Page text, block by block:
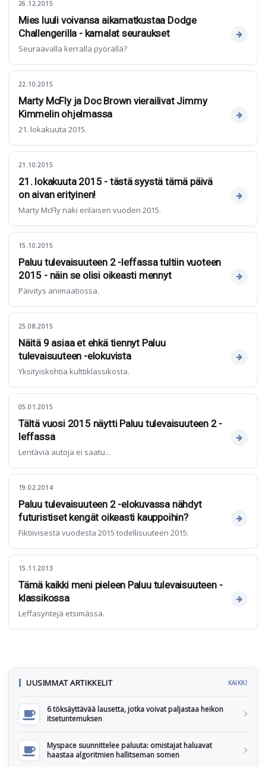
26.12.2015
Mies luuli voivansa aikamatkustaa Dodge
Challengerilla - kamalat seuraukset
Seuraavalla kerralla pyörällä?
22.10.2015
Marty McFly ja Doc Brown vierailivat Jimmy
Kimmelin ohjelmassa
21. lokakuuta 2015.
21.10.2015
21. lokakuuta 2015 - tästä syystä tämä päivä
on aivan erityinen!
Marty McFly näki erilaisen vuoden 2015.
15.10.2015
Paluu tulevaisuuteen 2 -leffassa tultiin vuoteen
2015 - näin se olisi oikeasti mennyt
Päivitys animaatiossa.
25.08.2015
Näitä 9 asiaa et ehkä tiennyt Paluu
tulevaisuuteen -elokuvista
Yksityiskohtia kulttiklassikosta.
05.01.2015
Tältä vuosi 2015 näytti Paluu tulevaisuuteen 2 -
leffassa
Lentäviä autoja ei saatu...
19.02.2014
Paluu tulevaisuuteen 2 -elokuvassa nähdyt
futuristiset kengät oikeasti kauppoihin?
Fiktiivisestä vuodesta 2015 todellisuuteen 2015.
15.11.2013
Tämä kaikki meni pieleen Paluu tulevaisuuteen -
klassikossa
Leffasyntejä etsimässä.
UUSIMMAT ARTIKKELIT KAIKKI
6 töksäyttävää lausetta, jotka voivat paljastaa heikon
itsetuntemuksen
Myspace suunnittelee paluuta: omistajat haluavat
haastaa algoritmien hallitseman somen